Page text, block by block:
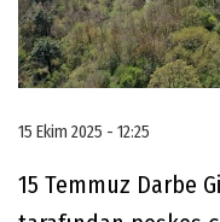
15 Ekim 2025 - 12:25
15 Temmuz Darbe